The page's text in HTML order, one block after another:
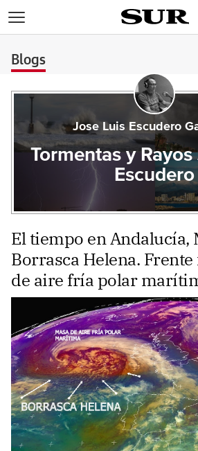
Blogs
Jose Luis Escudero
Tormentas y
Escudero
El tiempo en Andalucía,
Borrasca Helena.
de aire fría polar